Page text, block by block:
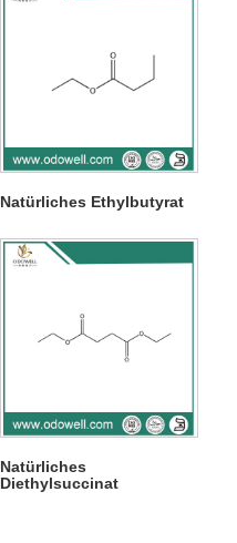
Natürliches Ethylbutyrat
Natürliches
Diethylsuccinat